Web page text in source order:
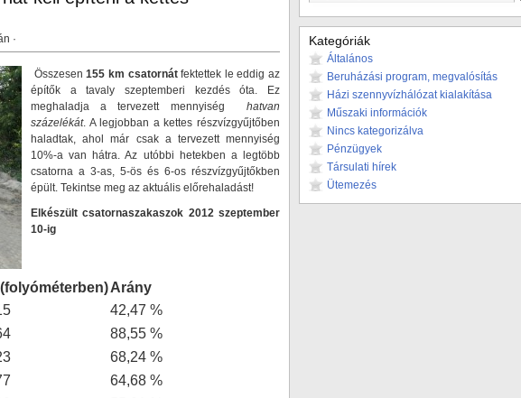
·
Összesen155 km csatornátfektettek le eddig az
építők a tavaly szeptemberi kezdés óta. Ez
meghaladja a tervezett mennyiség hatvan
százelékát. A legjobban a kettes részvízgyűjtőben
haladtak, ahol már csak a tervezett mennyiség
10%-a van hátra. Az utóbbi hetekben a legtöbb
csatorna a 3-as, 5-ös és 6-os részvízgyűjtőkben
épült. Tekintse meg az aktuális előrehaladást!
Elkészült csatornaszakaszok 2012 szeptember
10-ig
Arány
42,47 %
88,55 %
68,24 %
64,68 %
Kategóriák
Általános
Beruházási program, megvalósítás
Házi szennyvízhálózat kialakítása
Műszaki információk
Nincs kategorizálva
Pénzügyek
Társulati hírek
Ütemezés